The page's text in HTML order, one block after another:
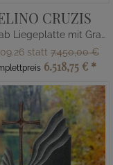
CRUZIS
Urnengrab Liegeplatte mit Grabkreuz
statt 7.450,00 €
6.518,75 € *